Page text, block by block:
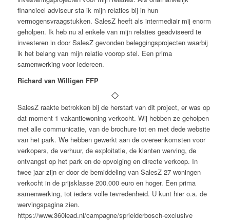
financieel adviseur sta ik mijn relaties bij in hun
vermogensvraagstukken. SalesZ heeft als intermediair mij enorm
geholpen. Ik heb nu al enkele van mijn relaties geadviseerd te
investeren in door SalesZ gevonden beleggingsprojecten waarbij
ik het belang van mijn relatie voorop stel. Een prima
samenwerking voor iedereen.
Richard van Willigen FFP
SalesZ raakte betrokken bij de herstart van dit project, er was op
dat moment 1 vakantiewoning verkocht. Wij hebben ze geholpen
met alle communicatie, van de brochure tot en met dede website
van het park. We hebben gewerkt aan de overeenkomsten voor
verkopers, de verhuur, de exploitatie, de klanten werving, de
ontvangst op het park en de opvolging en directe verkoop. In
twee jaar zijn er door de bemiddeling van SalesZ 27 woningen
verkocht in de prijsklasse 200.000 euro en hoger. Een prima
samenwerking, tot ieders volle tevredenheid. U kunt hier o.a. de
wervingspagina zien.
https://www.360lead.nl/campagne/sprielderbosch-exclusive